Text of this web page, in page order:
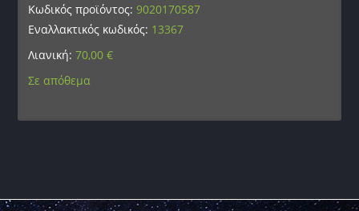
Κωδικός προϊόντος:9020170587
Εναλλακτικός κωδικός: 13367
Λιανική:70,00€
Σε απόθεμα